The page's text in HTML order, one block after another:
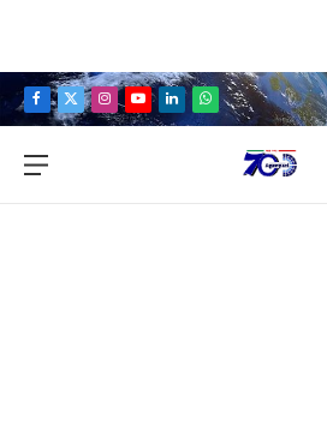
Facebook
X
Instagram
YouTubeLinkedInWhatsApp